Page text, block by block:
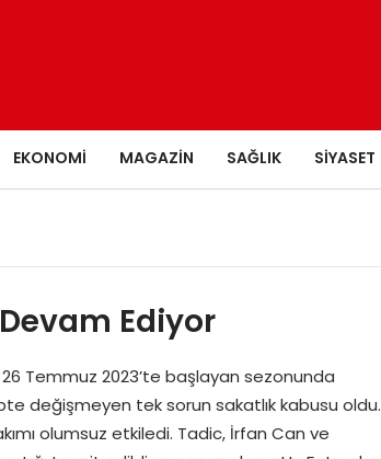
EKONOMI MAGAZIN SAĞLIK SIYASET
Ediyor
Temmuz 2023’te başlayan sezonunda
değişmeyen tek sorun sakatlık kabusu oldu.
olumsuz etkiledi. Tadic, İrfan Can ve